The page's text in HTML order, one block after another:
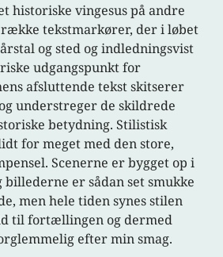
historiske vingesus på andre
tekstmarkører, der i løbet
og sted og indledningsvist
udgangspunkt for
afsluttende tekst skitserer
understreger de skildrede
betydning. Stilistisk
for meget med den store,
Scenerne er bygget op i
er sådan set smukke
men hele tiden synes stilen
til fortællingen og dermed
efter min smag.